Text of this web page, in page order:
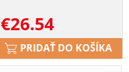
€26.54
PRIDAŤ DO KOŠÍKA